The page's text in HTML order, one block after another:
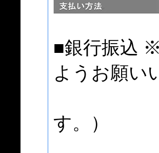
■銀行振込
ようお願い
（ご入
す。）